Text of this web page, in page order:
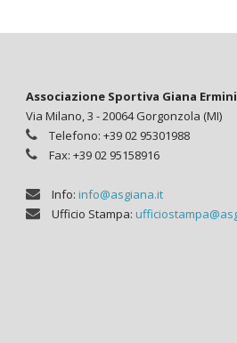
Associazione Sportiva Giana
Via Milano, 3 - 20064 Gorgonzola (MI)
Telefono: +39 02 95301988
Fax: +39 02 95158916
Info: info@asgiana.it
Ufficio Stampa: